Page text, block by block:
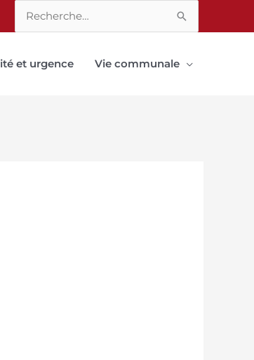
Rechercher :
et urgence Vie communale